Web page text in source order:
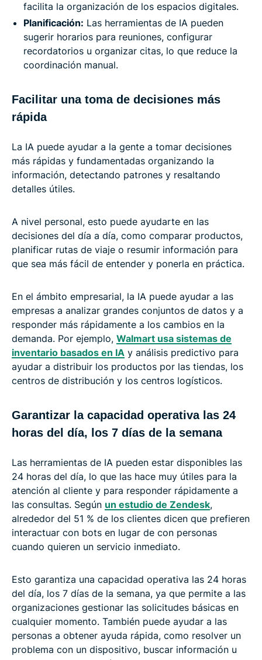
facilita la organización de los espacios digitales.
Planificación: Las herramientas de IA pueden
sugerir horarios para reuniones, configurar
recordatorios u organizar citas, lo que reduce la
coordinación manual.
Facilitar una toma de decisiones más
rápida
La IA puede ayudar a la gente a tomar decisiones
más rápidas y fundamentadas organizando la
información, detectando patrones y resaltando
detalles útiles.
A nivel personal, esto puede ayudarte en las
decisiones del día a día, como comparar productos,
planificar rutas de viaje o resumir información para
que sea más fácil de entender y ponerla en práctica.
En el ámbito empresarial, la IA puede ayudar a las
empresas a analizar grandes conjuntos de datos y a
responder más rápidamente a los cambios en la
demanda. Por ejemplo, Walmart usa sistemas de
inventario basados en IA y análisis predictivo para
ayudar a distribuir los productos por las tiendas, los
centros de distribución y los centros logísticos.
Garantizar la capacidad operativa las 24
horas del día, los 7 días de la semana
Las herramientas de IA pueden estar disponibles las
24 horas del día, lo que las hace muy útiles para la
atención al cliente y para responder rápidamente a
las consultas. Según un estudio de Zendesk,
alrededor del 51 % de los clientes dicen que prefieren
interactuar con bots en lugar de con personas
cuando quieren un servicio inmediato.
Esto garantiza una capacidad operativa las 24 horas
del día, los 7 días de la semana, ya que permite a las
organizaciones gestionar las solicitudes básicas en
cualquier momento. También puede ayudar a las
personas a obtener ayuda rápida, como resolver un
problema con un dispositivo, buscar información u